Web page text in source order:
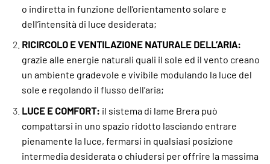
o indiretta in funzione dell’orientamento solare e
dell’intensità di luce desiderata;
RICIRCOLO E VENTILAZIONE NATURALE DELL’ARIA:
grazie alle energie naturali quali il sole ed il vento creano
un ambiente gradevole e vivibile modulando la luce del
sole e regolando il flusso dell’aria;
LUCE E COMFORT: il sistema di lame Brera può
compattarsi in uno spazio ridotto lasciando entrare
pienamente la luce, fermarsi in qualsiasi posizione
intermedia desiderata o chiudersi per offrire la massima